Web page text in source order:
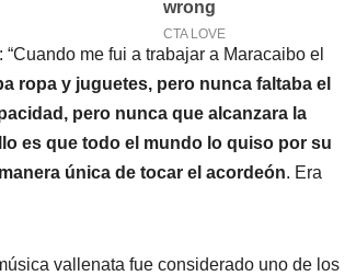
me fui a trabajar a Maracaibo el
ropa y juguetes, pero nunca faltaba el
pero nunca que alcanzara la
es que todo el mundo lo quiso por su
única de tocar el acordeón. Era
vallenata fue considerado uno de los